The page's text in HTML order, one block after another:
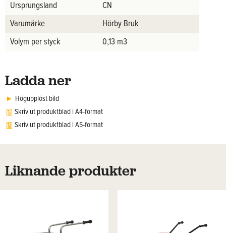
Ursprungsland
CN
Varumärke
Hörby Bruk
Volym per styck
0,13 m3
Ladda ner
Högupplöst bild
Skriv ut produktblad i A4-format
Skriv ut produktblad i A5-format
Liknande produkter